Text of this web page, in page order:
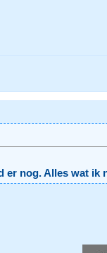
er nog. Alles wat